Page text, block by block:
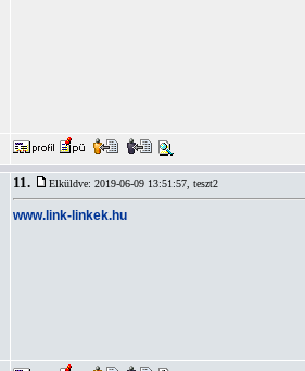
11. Elküldve: 2019-06-09 13:51:57, teszt2
www.link-linkek.hu